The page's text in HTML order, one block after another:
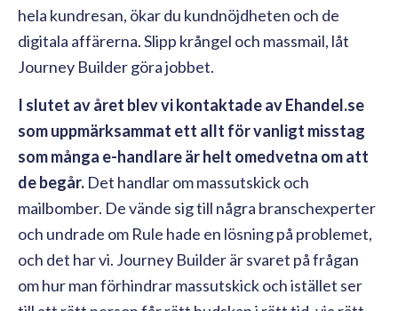
hela kundresan, ökar du kundnöjdheten och de
digitala affärerna. Slipp krångel och massmail, låt
Journey Builder göra jobbet.
I slutet av året blev vi kontaktade av Ehandel.se
som uppmärksammat ett allt för vanligt misstag
som många e-handlare är helt omedvetna om att
de begår. Det handlar om massutskick och
mailbomber. De vände sig till några branschexperter
och undrade om Rule hade en lösning på problemet,
och det har vi. Journey Builderär svaret på frågan
om hur man förhindrar massutskick och istället ser